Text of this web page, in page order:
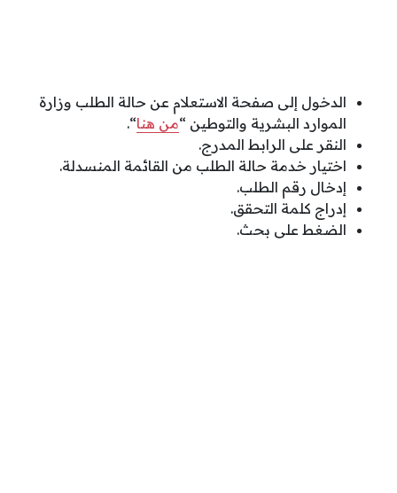
الدخول إلى صفحة الاستعلام عن حالة الطلب وزارة
الموارد البشرية والتوطين “من هنا“.
النقر على الرابط المدرج.
اختيار خدمة حالة الطلب من القائمة المنسدلة.
إدخال رقم الطلب.
إدراج كلمة التحقق.
الضغط على بحث.